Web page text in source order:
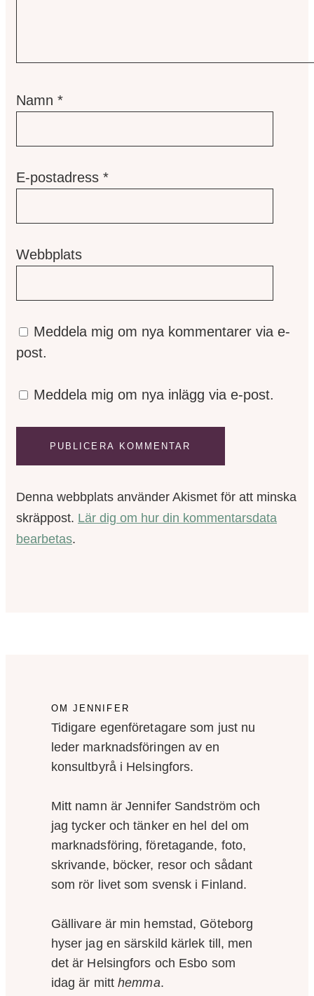
Namn *
E-postadress *
Webbplats
Meddela mig om nya kommentarer via e-
post.
Meddela mig om nya inlägg via e-post.
Denna webbplats använder Akismet för att minska
skräppost. Lär dig om hur din kommentarsdata
bearbetas.
OM JENNIFER
Tidigare egenföretagare som just nu
leder marknadsföringen av en
konsultbyrå i Helsingfors.
Mitt namn är Jennifer Sandström och
jag tycker och tänker en hel del om
marknadsföring, företagande, foto,
skrivande, böcker, resor och sådant
som rör livet som svensk i Finland.
Gällivare är min hemstad, Göteborg
hyser jag en särskild kärlek till, men
det är Helsingfors och Esbo som
idag är mitthemma.